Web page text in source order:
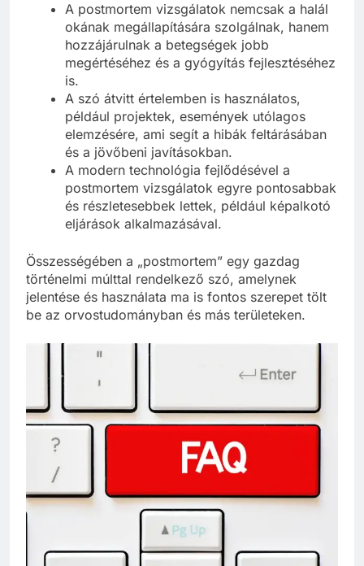
A postmortem vizsgálatok nemcsak a halál
okának megállapítására szolgálnak, hanem
hozzájárulnak a betegségek jobb
megértéséhez és a gyógyítás fejlesztéséhez
is.
A szó átvitt értelemben is használatos,
például projektek, események utólagos
elemzésére, ami segít a hibák feltárásában
és a jövőbeni javításokban.
A modern technológia fejlődésével a
postmortem vizsgálatok egyre pontosabbak
és részletesebbek lettek, például képalkotó
eljárások alkalmazásával.
Összességében a „postmortem” egy gazdag
történelmi múlttal rendelkező szó, amelynek
jelentése és használata ma is fontos szerepet tölt
be az orvostudományban és más területeken.